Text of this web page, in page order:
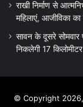
राखी निर्माण से
महिलाएं, आजीविका
सावन के दूसरे सोमवार
निकलेगी 17
© Copyright